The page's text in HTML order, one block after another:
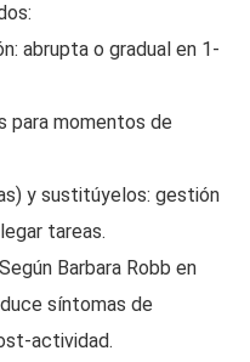
abrupta o gradual en 1-
para momentos de
y sustitúyelos: gestión
tareas.
Barbara Robb en
síntomas de
actividad.